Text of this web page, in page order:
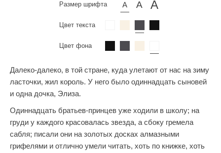
Размер шрифта
Цвет текста
Цвет фона
Далеко-далеко, в той стране, куда улетают от нас на зиму
ласточки, жил король. У него было одиннадцать сыновей
и одна дочка, Элиза.
Одиннадцать братьев-принцев уже ходили в школу; на
груди у каждого красовалась звезда, а сбоку гремела
сабля; писали они на золотых досках алмазными
грифелями и отлично умели читать, хоть по книжке, хоть